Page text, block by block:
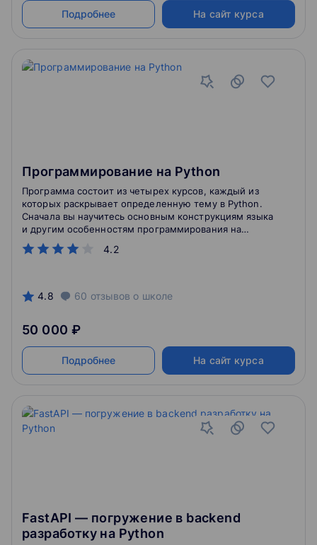
Подробнее На сайт курса
Программирование на Python
4.2
Программа состоит из четырех курсов, каждый из
которых раскрывает определенную тему в Python.
Сначала вы научитесь основным конструкциям языка
и другим особенностям программирования на
Python, далее углубитесь в объектно-
ориентированное программирование. Научитесь
профессионалов с начальными навыками
программирования.
4.8 60 отзывов о школе
50 000 ₽
Подробнее На сайт курса
FastAPI — погружение в backend
разработку на Python